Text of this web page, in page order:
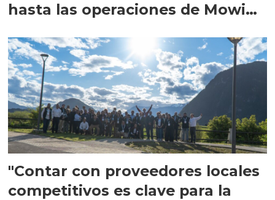
hasta las operaciones de Mowi
"Contar con proveedores locales
competitivos es clave para la